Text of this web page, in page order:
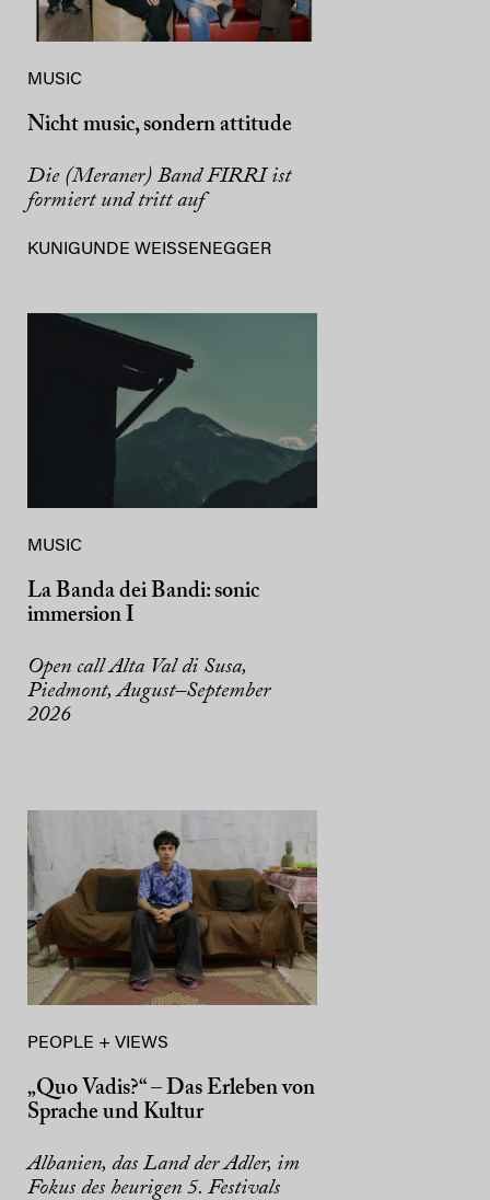
MUSIC
Nicht music, sondern attitude
Die (Meraner) Band FIRRI ist
formiert und tritt auf
KUNIGUNDE WEISSENEGGER
MUSIC
La Banda dei Bandi: sonic
immersion I
Open call Alta Val di Susa,
Piedmont, August–September
2026
PEOPLE + VIEWS
„Quo Vadis?“ – Das Erleben von
Sprache und Kultur
Albanien, das Land der Adler, im
Fokus des heurigen 5. Festivals